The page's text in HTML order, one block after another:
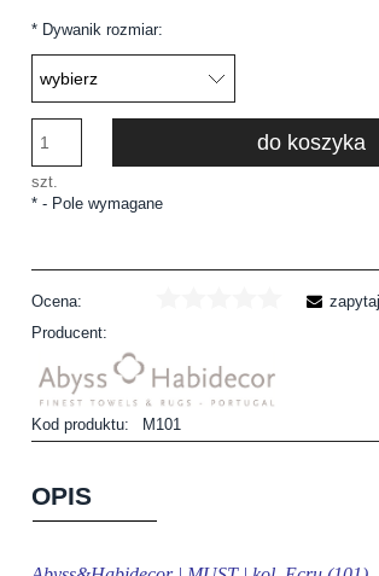
* Dywanik rozmiar:
szt.
do koszyka
* - Pole wymagane
Ocena:
Producent:
Kod produktu: M101
OPIS